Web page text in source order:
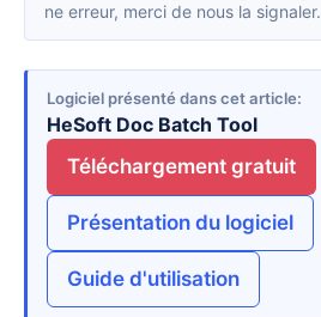
ne erreur, merci de nous la signaler.
Logiciel présenté dans cet article
HeSoft Doc Batch Tool
Téléchargement gratuit
Présentation du logiciel
Guide d'utilisation